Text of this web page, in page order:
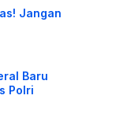
Jangan
Baru
Polri